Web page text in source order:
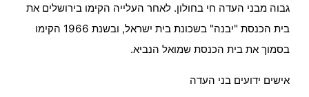
גבוה מבני העדה חי בחולון. לאחר העלייה הקימו בירושלים את
בית הכנסת "יבנה" בשכונת בית ישראל, ובשנת 1966 הקימו
בסמוך את בית הכנסת שמואל הנביא.
אישים ידועים בני העדה